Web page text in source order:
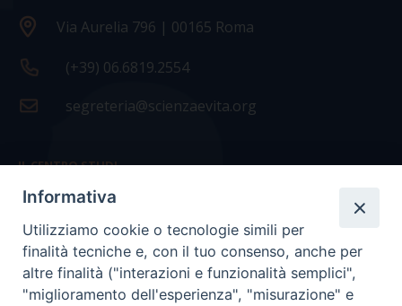
Via Aurelia 796 | 00165 Roma
(+39) 06.6819.2554
segreteria@scienzaevita.org
IL CENTRO STUDI
La nostra storia
Statuto
Presidenza e ufficio presidenza
Informativa
Utilizziamo cookie o tecnologie simili per
finalità tecniche e, con il tuo consenso, anche per
altre finalità ("interazioni e funzionalità semplici",
"miglioramento dell'esperienza", "misurazione" e